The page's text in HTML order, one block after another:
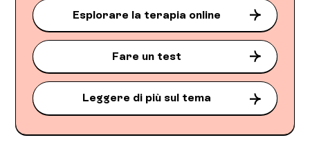
Esplorare la terapia online
Fare un test
Leggere di più sul tema